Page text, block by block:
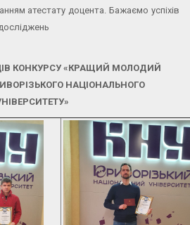
атестату доцента. Бажаємо успіхів
КОНКУРСУ «КРАЩИЙ МОЛОДИЙ
НАЦІОНАЛЬНОГО